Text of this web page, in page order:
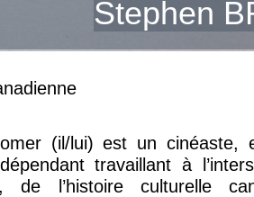
Stephen
(il/lui) est un cinéaste,
travaillant à
de l’histoire culturelle